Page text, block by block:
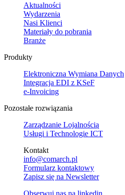
Aktualności
Wydarzenia
Nasi Klienci
Materiały do pobrania
Branże
Produkty
Elektroniczna Wymiana Danych
Integracja EDI z KSeF
e-Invoicing
Pozostałe rozwiązania
Zarządzanie Lojalnością
Usługi i Technologie ICT
Kontakt
info@comarch.pl
Formularz kontaktowy
Zapisz się na Newsletter
Obserwuj nas na linkedin